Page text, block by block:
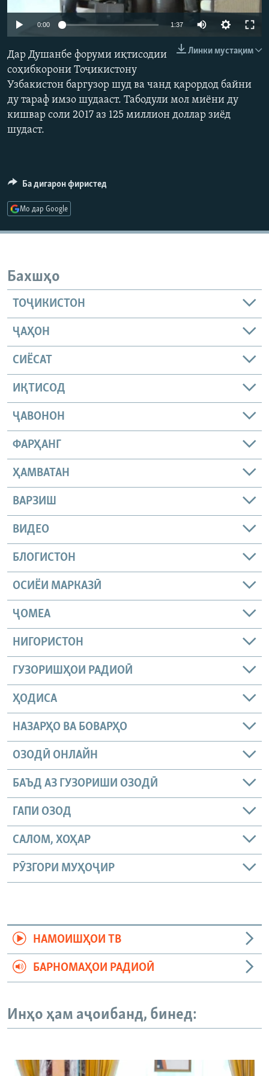
ГУЗОРИШҲОИ РАДИОӢ
Русский
ПАЙГИРӢ КУНЕД
Ҳамаи сомонаҳои RFE/RL
0:00 1:37
Линки мустақим
Дар Душанбе форуми иқтисодии
соҳибкорони Тоҷикистону
Узбакистон баргузор шуд ва чанд қарордод байни
ду тараф имзо шудааст. Табодули мол миёни ду
кишвар соли 2017 аз 125 миллион доллар зиёд
шудаст.
Ба дигарон фиристед
Мо дар Google
Бахшҳо
ТОҶИКИСТОН
ҶАҲОН
СИЁСАТ
ИҚТИСОД
ҶАВОНОН
ФАРҲАНГ
ҲАМВАТАН
ВАРЗИШ
ВИДЕО
БЛОГИСТОН
ОСИЁИ МАРКАЗӢ
ҶОМEА
НИГОРИСТОН
ГУЗОРИШҲОИ РАДИОӢ
ҲОДИСА
НАЗАРҲО ВА БОВАРҲО
ОЗОДӢ ОНЛАЙН
БАЪД АЗ ГУЗОРИШИ ОЗОДӢ
ГАПИ ОЗОД
САЛОМ, ХОҲАР
РӮЗГОРИ МУҲОҶИР
НАМОИШҲОИ ТВ
БАРНОМАҲОИ РАДИОӢ
Инҳо ҳам аҷоибанд, бинед: